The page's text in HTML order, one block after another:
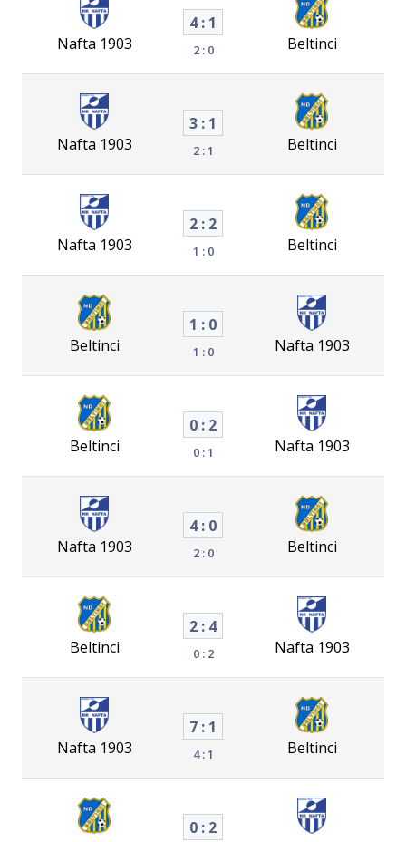
Nafta 1903
4 : 1
2 : 0 Beltinci
Nafta 1903
3 : 1
2 : 1 Beltinci
Nafta 1903
2 : 2
1 : 0 Beltinci
Beltinci
1 : 0
1 : 0 Nafta 1903
Beltinci
0 : 2
0 : 1 Nafta 1903
Nafta 1903
4 : 0
2 : 0 Beltinci
Beltinci
2 : 4
0 : 2 Nafta 1903
Nafta 1903
7 : 1
4 : 1 Beltinci
0 : 2